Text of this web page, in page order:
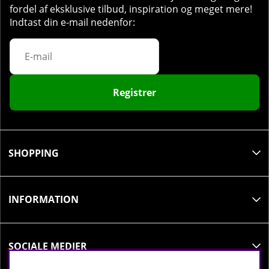
fordel af eksklusive tilbud, inspiration og meget mere!
Indtast din e-mail nedenfor:
Registrer
SHOPPING
INFORMATION
SOCIALE MEDIER